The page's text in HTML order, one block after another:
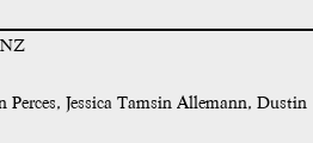
Perces, Jessica Tamsin Allemann, Dustin